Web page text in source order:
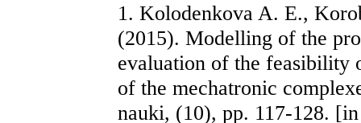
1. Kolodenkova A. E.,
(2015). Modelling of the
evaluation of the feasibility
of the mechatronic
nauki, (10), pp. 117-128.